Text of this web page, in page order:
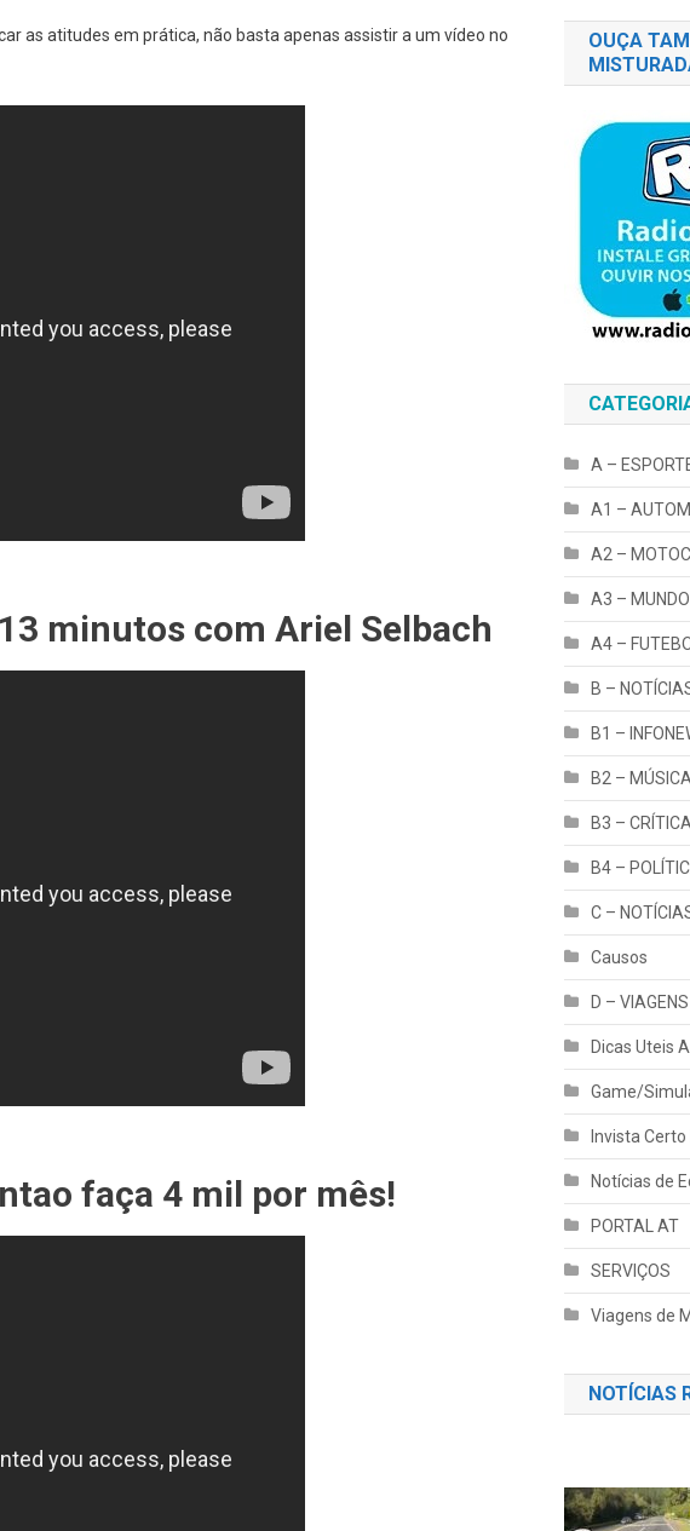
as atitudes em prática, não basta apenas assistir a um vídeo no
minutos com Ariel Selbach
faça 4 mil por mês!
OUÇA
A –
A1 –
A2 –
A3 –
A4 –
B –
B1 –
B2 – MÚSICA
B3 –
B4 –
C –
Causos
D – VIAGENS
Dicas Uteis
Game/
Invista Certo
Notícias de
PORTAL AT
SERVIÇOS
Viagens de
NOTÍCIAS